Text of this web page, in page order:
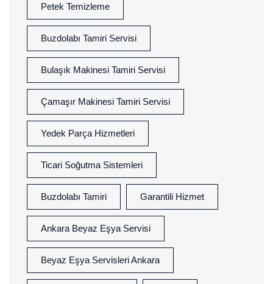
Petek Temizleme
Buzdolabı Tamiri Servisi
Bulaşık Makinesi Tamiri Servisi
Çamaşır Makinesi Tamiri Servisi
Yedek Parça Hizmetleri
Ticari Soğutma Sistemleri
Buzdolabı Tamiri Garantili Hizmet
Ankara Beyaz Eşya Servisi
Beyaz Eşya Servisleri Ankara